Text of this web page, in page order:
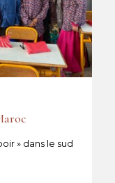
» dans le sud